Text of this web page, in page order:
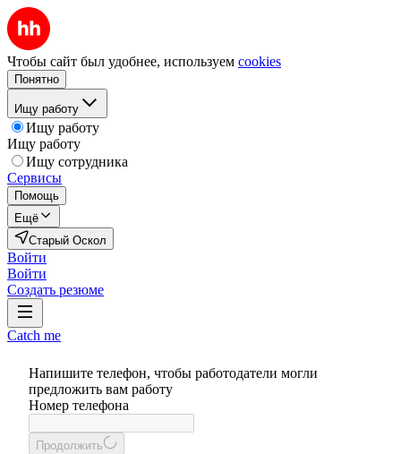
Чтобы сайт был удобнее, используем cookies
Понятно
Ищу работу
Ищу работу
Ищу работу
Ищу сотрудника
Сервисы
Помощь
Ещё
Старый Оскол
Войти
Войти
Создать резюме
Catch me
Напишите телефон, чтобы работодатели могли
предложить вам работу
Номер телефона
Продолжить